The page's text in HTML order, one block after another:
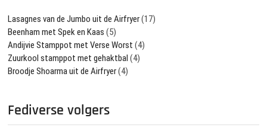
Lasagnes van de Jumbo uit de Airfryer(17)
Beenham met Spek en Kaas (5)
Andijvie Stamppot met Verse Worst (4)
Zuurkool stamppot met gehaktbal (4)
Broodje Shoarma uit de Airfryer(4)
Fediverse volgers